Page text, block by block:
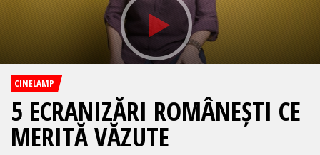
CINELAMP
5 ECRANIZĂRI ROMÂNEȘTI CE
MERITĂ VĂZUTE